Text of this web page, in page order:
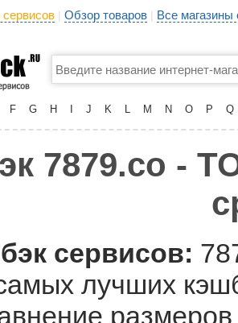
| Обзор товаров | Все
F G H J K L M N O P Q
7879.co -
сервисов:
лучших